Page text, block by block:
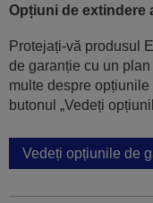
Opțiuni de extindere
Protejați-vă produsul
de garanție cu un
multe despre
butonul „Vedeți
Vedeți opțiunile de